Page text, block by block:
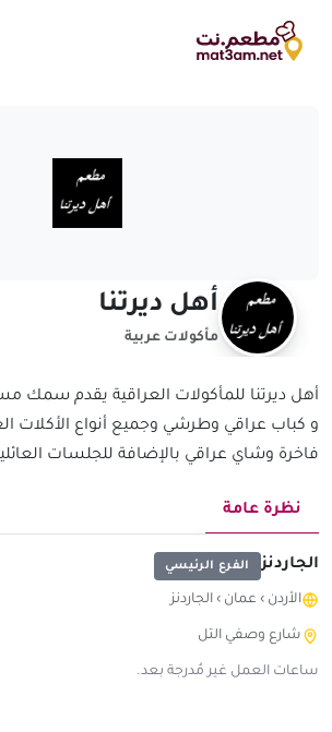
أهل ديرتنا
مأكولات عربية
أهل ديرتنا للمأكولات العراقية يقدم سمك
و كباب عراقي وطرشي وجميع أنواع الأكلات
فاخرة وشاي عراقي بالإضافة للجلسات
نظرة عامة
الجاردنز الفرع الرئيسي
الأردن › عمان › الجاردنز
شارع وصفي التل
ساعات العمل غير مُدرجة بعد.